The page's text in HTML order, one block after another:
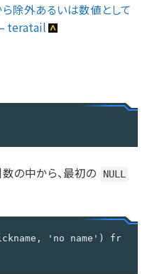
除外あるいは数値として
– teratail
の中から、最初の NULL
'no name') fr